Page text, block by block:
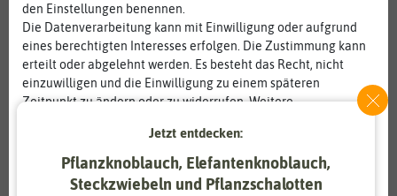
den Einstellungen benennen.
Die Datenverarbeitung kann mit Einwilligung oder aufgrund
eines berechtigten Interesses erfolgen. Die Zustimmung kann
erteilt oder abgelehnt werden. Es besteht das Recht, nicht
einzuwilligen und die Einwilligung zu einem späteren
Zeitpunkt zu ändern oder zu widerrufen. Weitere
Informationen zur Verwendung personenbezogener Daten und
den Diensten erklären wir in unsererDaten­schutz­erklärung
Essenziell Statistik
Jetzt entdecken:
Pflanzknoblauch, Elefantenknoblauch,
Steckzwiebeln und Pflanzschalotten